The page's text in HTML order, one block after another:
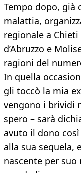
Tempo dopo, già
malattia,
regionale a
d’Abruzzo e
ragioni del
In quella
gli toccò la mia
vengono i brividi
spero – sarà
avuto il dono
alla sua sequela,
nascente per suo